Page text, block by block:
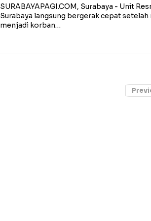
SURABAYAPAGI.COM, Surabaya - Unit
Surabaya langsung bergerak cepat
menjadi korban…